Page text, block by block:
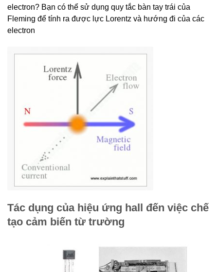
electron? Bạn có thể sử dụng quy tắc bàn tay trái của
Fleming để tính ra được lực Lorentz và hướng đi của các
electron
Tác dụng của hiệu ứng hall đến việc chế
tạo cảm biến từ trường